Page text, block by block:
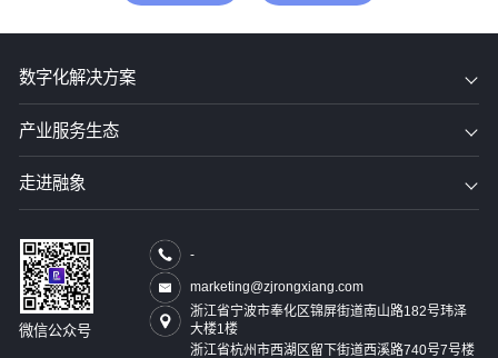
数字化解决方案
产业服务生态
走进融象
微信公众号
-
marketing@zjrongxiang.com
浙江省宁波市奉化区锦屏街道南山路182号玮泽
大楼1楼
浙江省杭州市西湖区留下街道西溪路740号7号楼